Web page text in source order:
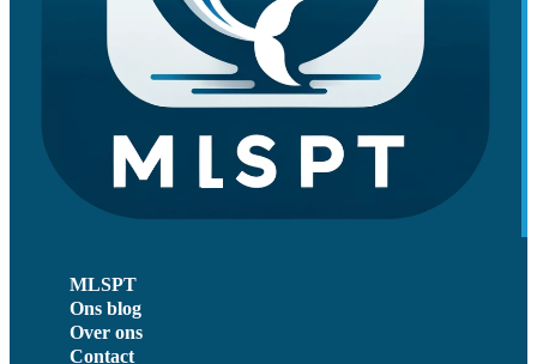
MLSPT
Ons blog
Over ons
Contact